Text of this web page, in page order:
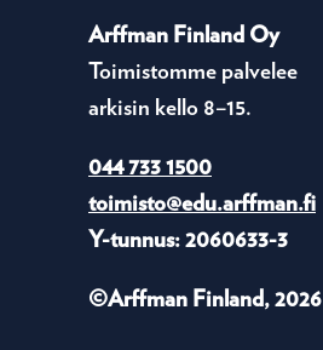
Arffman Finland Oy
Toimistomme palvelee
arkisin kello 8–15.
044 733 1500
toimisto@edu.arffman.fi
Y-tunnus: 2060633-3
©Arffman Finland, 2026